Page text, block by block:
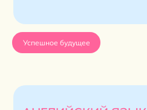
Успешное будущее